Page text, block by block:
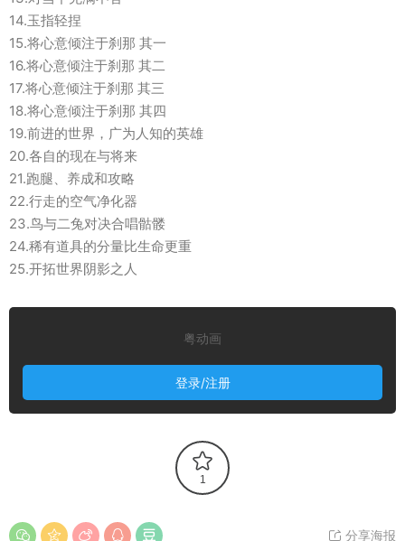
14.玉指轻捏
15.将心意倾注于刹那 其一
16.将心意倾注于刹那 其二
17.将心意倾注于刹那 其三
18.将心意倾注于刹那 其四
19.前进的世界，广为人知的英雄
20.各自的现在与将来
21.跑腿、养成和攻略
22.行走的空气净化器
23.鸟与二兔对决合唱骷髅
24.稀有道具的分量比生命更重
25.开拓世界阴影之人
粤动画
登录/注册
1
分享海报